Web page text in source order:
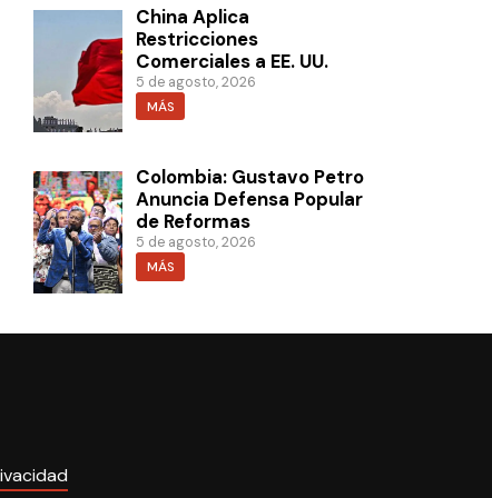
China Aplica
Restricciones
Comerciales a EE. UU.
5 de agosto, 2026
MÁS
Colombia: Gustavo Petro
Anuncia Defensa Popular
de Reformas
5 de agosto, 2026
MÁS